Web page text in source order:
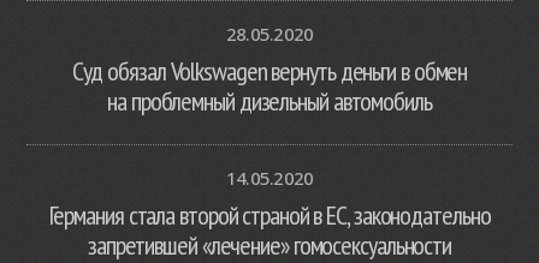
28.05.2020
Суд обязал Volkswagen вернуть деньги в обмен
на проблемный дизельный автомобиль
14.05.2020
Германия стала второй страной в ЕС, законодательно
запретившей «лечение» гомосексуальности